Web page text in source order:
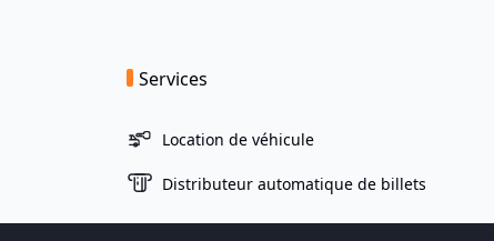
Services
Location de véhicule
Distributeur automatique de billets